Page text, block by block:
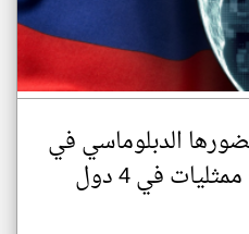
الدبلوماسي في
إفريقيا بافتتاح ممثليات في 4 دول